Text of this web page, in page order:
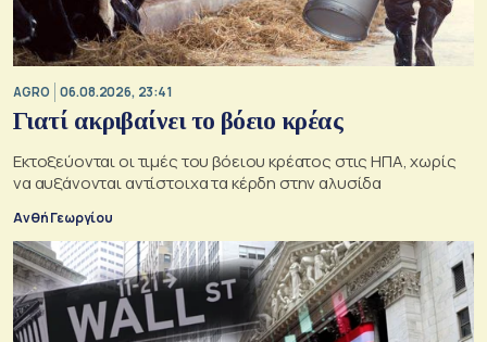
AGRO 06.08.2026, 23:41
Γιατί ακριβαίνει το βόειο κρέας
Εκτοξεύονται οι τιμές του βόειου κρέατος στις ΗΠΑ, χωρίς
να αυξάνονται αντίστοιχα τα κέρδη στην αλυσίδα
Ανθή Γεωργίου